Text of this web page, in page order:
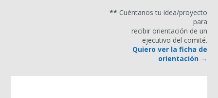
** Cuéntanos tu idea/proyecto
para
recibir orientación de un
ejecutivo del comité.
Quiero ver la ficha de
orientación →